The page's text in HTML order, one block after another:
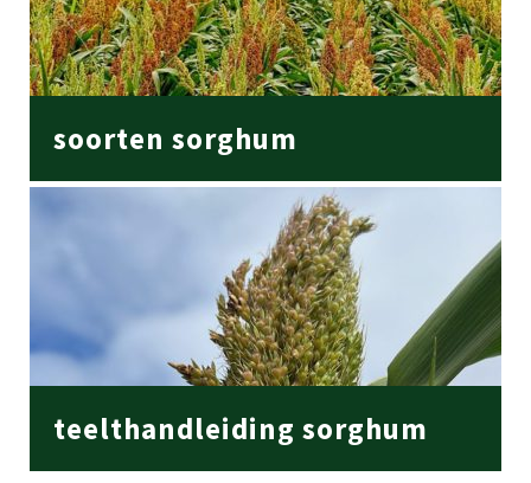
soorten sorghum
teelthandleiding sorghum